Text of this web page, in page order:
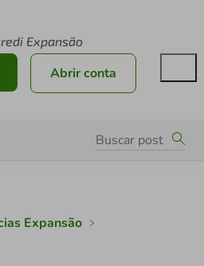
Expansão
Abrir conta
Expansão